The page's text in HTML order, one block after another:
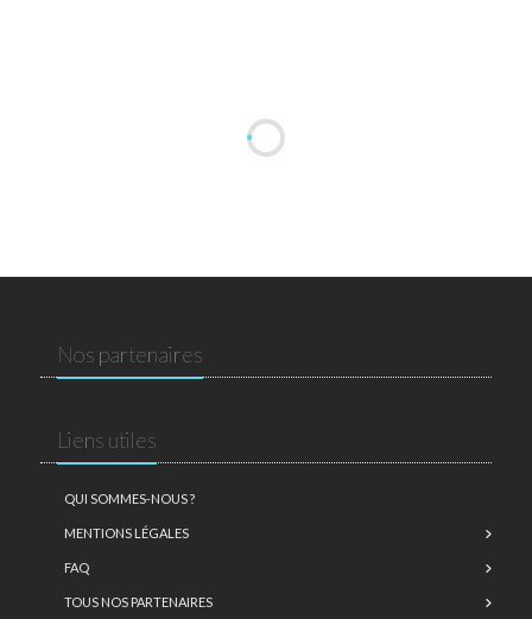
Nos partenaires
Liens utiles
QUI SOMMES-NOUS ?
MENTIONS LÉGALES
FAQ
TOUS NOS PARTENAIRES